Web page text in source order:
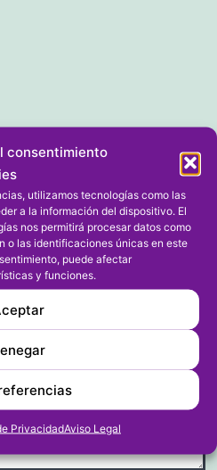
consentimiento
utilizamos tecnologías como las
a la información del dispositivo. El
nos permitirá procesar datos como
o las identificaciones únicas en este
puede afectar
y funciones.
PrivacidadAviso Legal
no será publicada.
están marcados con*